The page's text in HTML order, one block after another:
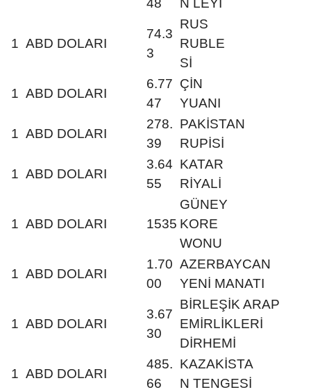
48 N LEYİ
1 ABD DOLARI
74.3
3
RUS
RUBLE
Sİ
1 ABD DOLARI
6.77
47
ÇİN
YUANI
1 ABD DOLARI
278.
39
PAKİSTAN
RUPİSİ
1 ABD DOLARI
3.64
55
KATAR
RİYALİ
1 ABD DOLARI 1535
GÜNEY
KORE
WONU
1 ABD DOLARI
1.70
00
AZERBAYCAN
YENİ MANATI
1 ABD DOLARI
3.67
30
BİRLEŞİK ARAP
EMİRLİKLERİ
DİRHEMİ
1 ABD DOLARI
485.
66
KAZAKİSTA
N TENGESİ